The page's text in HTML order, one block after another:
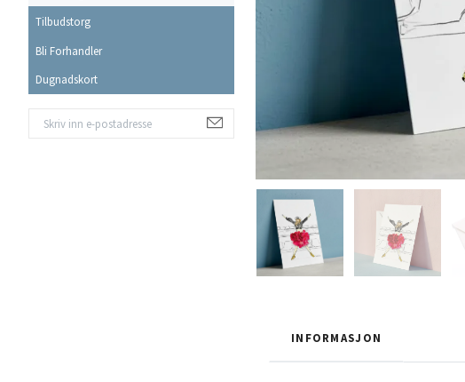
Tilbudstorg
Bli Forhandler
Dugnadskort
INFORMASJON